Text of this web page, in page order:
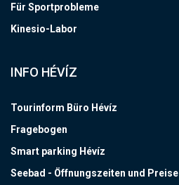
Für Sportprobleme
Kinesio-Labor
INFO HÉVÍZ
Tourinform Büro Hévíz
Fragebogen
Smart parking Hévíz
Seebad - Öffnungszeiten und Preise